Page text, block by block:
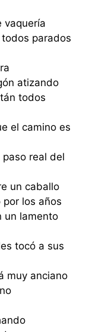
vaquería
parados
atizando
todos
el camino es
real del
un caballo
los años
un lamento
tocó a sus
muy anciano